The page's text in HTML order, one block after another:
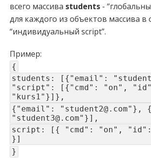
всего массива students -
для каждого из объектов массива в
“индивидуальный script”.
Пример:
{
students: [{"email":
"script": [{"cmd": "on",
"kurs1"}]},
{"email": "student2@.com"},
"student3@.com"}],
script: [{ "cmd": "on", "id":
}]
}